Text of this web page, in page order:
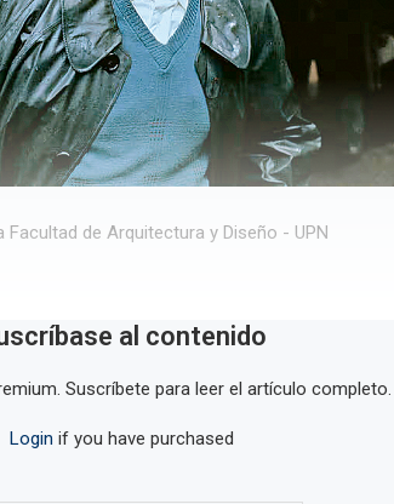
Facultad de Arquitectura y Diseño - UPN
al contenido
Suscríbete para leer el artículo completo.
Login if you have purchased